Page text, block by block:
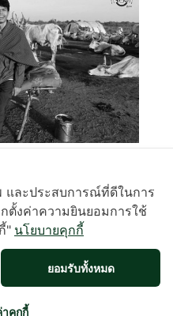
พิธีสวดพระอภิธรรม 8-
| Term of use
และประสบการณ์ที่ดีในการ
ตั้งค่าความยินยอมการใช้
" นโยบายคุกกี้
ยอมรับทั้งหมด
คุกกี้